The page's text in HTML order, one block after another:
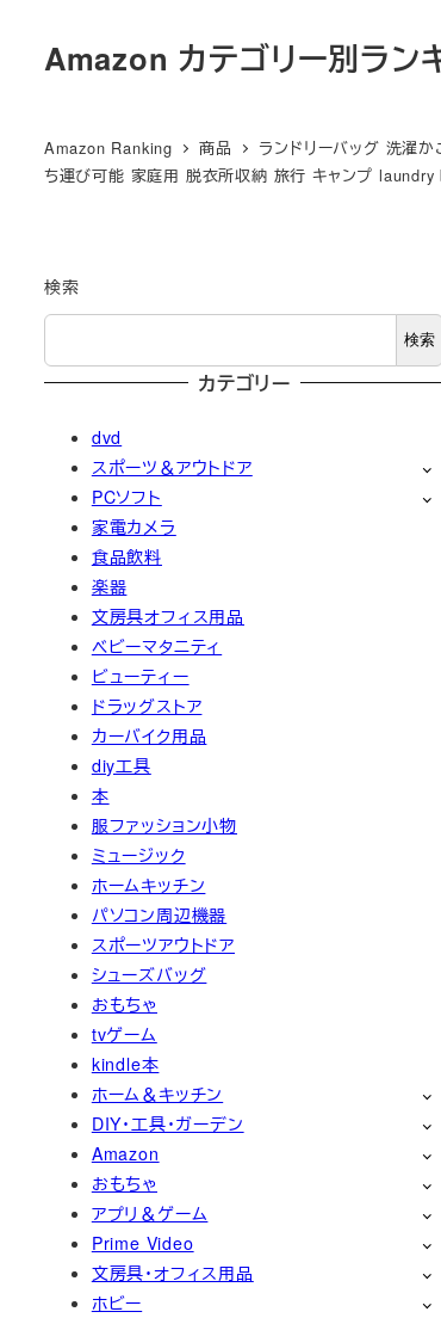
Amazon カテゴリー別ラン
Amazon Ranking 商品
ランドリーバッグ 洗濯
ち運び可能 家庭用 脱衣所収納 旅行 キャンプ laundry
検索
検索
カテゴリー
dvd
スポーツ＆アウトドア
PCソフト
家電カメラ
食品飲料
楽器
文房具オフィス用品
ベビーマタニティ
ビューティー
ドラッグストア
カーバイク用品
diy工具
本
服ファッション小物
ミュージック
ホームキッチン
パソコン周辺機器
スポーツアウトドア
シューズバッグ
おもちゃ
tvゲーム
kindle本
ホーム＆キッチン
DIY・工具・ガーデン
Amazon
おもちゃ
アプリ＆ゲーム
Prime Video
文房具・オフィス用品
ホビー